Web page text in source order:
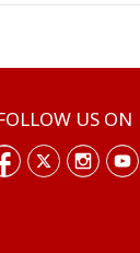
US ON